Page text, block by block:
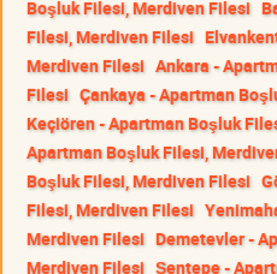
Boşluk Filesi, Merdiven Filesi
Filesi, Merdiven Filesi
Merdiven Filesi Ankara -
Filesi Çankaya - Apartman
Keçiören - Apartman Boşluk
Apartman Boşluk Filesi,
Boşluk Filesi, Merdiven Filesi
Filesi, Merdiven Filesi
Merdiven Filesi Demetevler -
Merdiven Filesi Şentepe -